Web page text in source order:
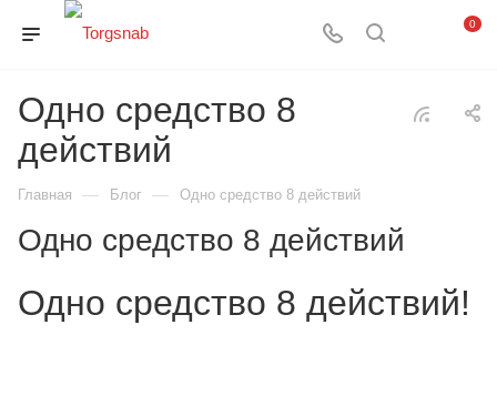
0
Одно средство 8
действий
Главная — Блог — Одно средство 8 действий
Одно средство 8 действий
Одно средство 8 действий!